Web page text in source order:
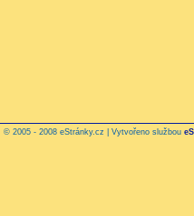
© 2005 - 2008 eStránky.cz | Vytvořeno službou